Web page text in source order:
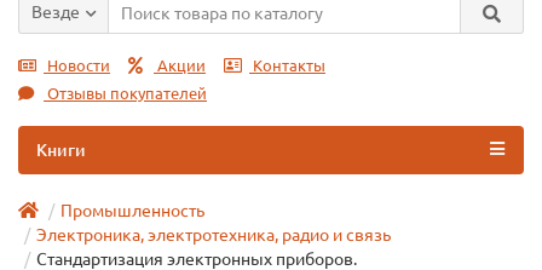
Везде
Новости Акции
Контакты
Отзывы покупателей
Книги
Промышленность
Электроника, электротехника, радио и связь
Стандартизация электронных приборов.